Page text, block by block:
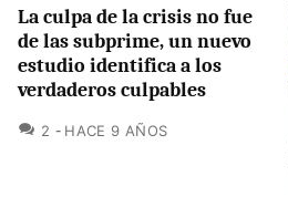
La culpa de la crisis no fue
de las subprime, un nuevo
estudio identifica a los
verdaderos culpables
2 COMENTARIOS
HACE 9 AÑOS